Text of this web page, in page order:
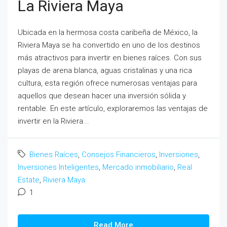
La Riviera Maya
Ubicada en la hermosa costa caribeña de México, la
Riviera Maya se ha convertido en uno de los destinos
más atractivos para invertir en bienes raíces. Con sus
playas de arena blanca, aguas cristalinas y una rica
cultura, esta región ofrece numerosas ventajas para
aquellos que desean hacer una inversión sólida y
rentable. En este artículo, exploraremos las ventajas de
invertir en la Riviera...
Bienes Raíces, Consejos Financieros, Inversiones,
Inversiones Inteligentes, Mercado inmobiliario, Real
Estate, Riviera Maya
1
Read More